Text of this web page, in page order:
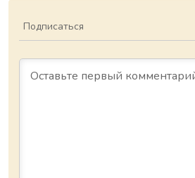
Подписаться